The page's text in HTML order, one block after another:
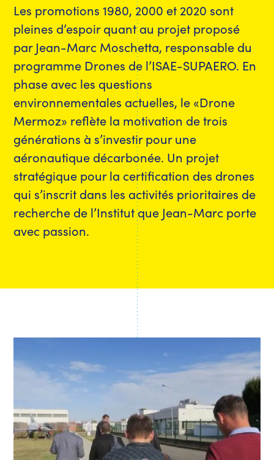
Les promotions 1980, 2000 et 2020 sont
pleines d’espoir quant au projet proposé
par Jean-Marc Moschetta, responsable du
programme Drones de l’ISAE-SUPAERO. En
phase avec les questions
environnementales actuelles, le «Drone
Mermoz» reflète la motivation de trois
générations à s’investir pour une
aéronautique décarbonée. Un projet
stratégique pour la certification des drones
qui s’inscrit dans les activités prioritaires de
recherche de l’Institut que Jean-Marc porte
avec passion.